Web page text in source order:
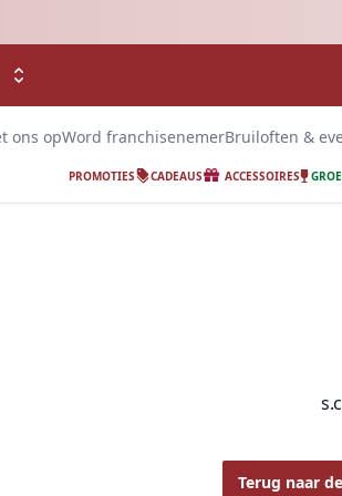
ons opWord franchisenemerBruiloften &
PROMOTIES CADEAUS ACCESSOIRES
Terug naar